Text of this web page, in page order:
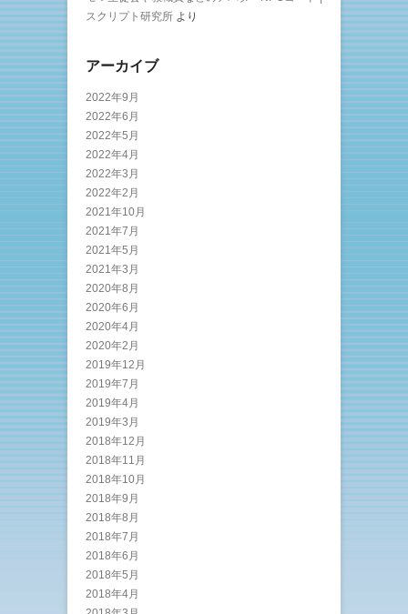
スクリプト研究所 より
アーカイブ
2022年9月
2022年6月
2022年5月
2022年4月
2022年3月
2022年2月
2021年10月
2021年7月
2021年5月
2021年3月
2020年8月
2020年6月
2020年4月
2020年2月
2019年12月
2019年7月
2019年4月
2019年3月
2018年12月
2018年11月
2018年10月
2018年9月
2018年8月
2018年7月
2018年6月
2018年5月
2018年4月